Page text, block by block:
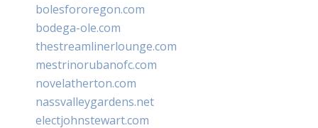
bolesfororegon.com
bodega-ole.com
thestreamlinerlounge.com
mestrinorubanofc.com
novelatherton.com
nassvalleygardens.net
electjohnstewart.com